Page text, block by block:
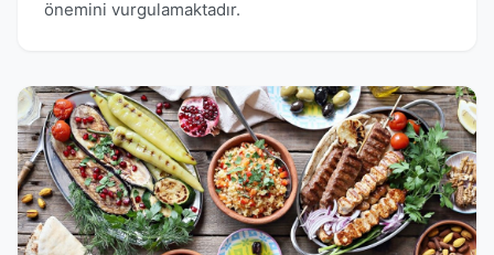
önemini vurgulamaktadır.